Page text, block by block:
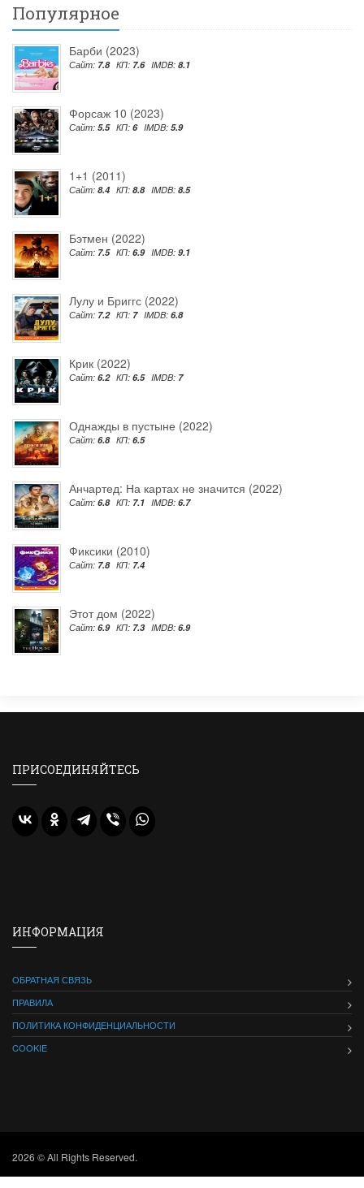
Популярное
Барби (2023)
Сайт: 7.8 КП: 7.6 IMDB: 8.1
Форсаж 10 (2023)
Сайт: 5.5 КП: 6 IMDB: 5.9
1+1 (2011)
Сайт: 8.4 КП: 8.8 IMDB: 8.5
Бэтмен (2022)
Сайт: 7.5 КП: 6.9 IMDB: 9.1
Лулу и Бриггс (2022)
Сайт: 7.2 КП: 7 IMDB: 6.8
Крик (2022)
Сайт: 6.2 КП: 6.5 IMDB: 7
Однажды в пустыне (2022)
Сайт: 6.8 КП: 6.5
Анчартед: На картах не значится (2022)
Сайт: 6.8 КП: 7.1 IMDB: 6.7
Фиксики (2010)
Сайт: 7.8 КП: 7.4
Этот дом (2022)
Сайт: 6.9 КП: 7.3 IMDB: 6.9
ПРИСОЕДИНЯЙТЕСЬ
ИНФОРМАЦИЯ
ОБРАТНАЯ СВЯЗЬ
ПРАВИЛА
ПОЛИТИКА КОНФИДЕНЦИАЛЬНОСТИ
COOKIE
2026 © All Rights Reserved.